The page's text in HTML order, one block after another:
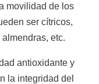
movilidad de los
ser cítricos,
etc.
antioxidante y
la integridad del